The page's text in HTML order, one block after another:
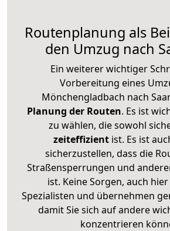
Routenplanung als
den Umzug nach
Ein weiterer wichtiger
Vorbereitung eines
Mönchengladbach nach
Planung der Routen. Es ist
zu wählen, die sowohl
zeiteffizientist. Es ist
sicherzustellen, dass die
Straßensperrungen und
ist. Keine Sorgen, auch
Spezialisten und übernehmen
damit Sie sich auf andere
konzentrieren